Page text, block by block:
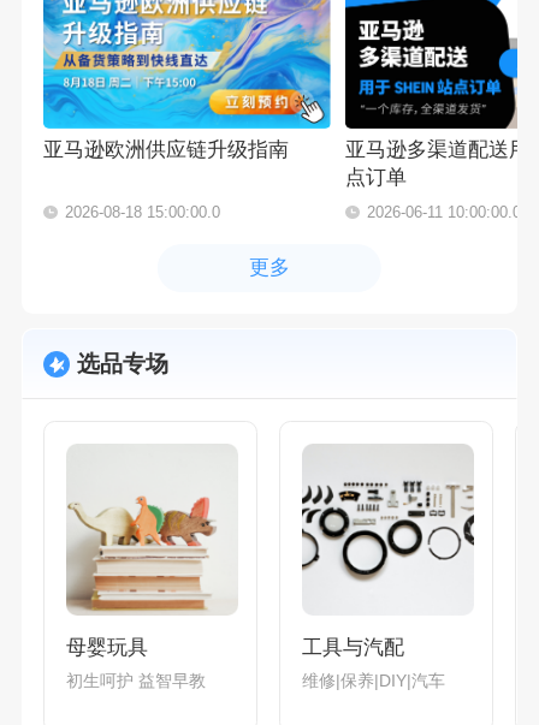
亚马逊欧洲供应链升级指南
2026-08-18 15:00:00.0
亚马逊多渠道配送用
点订单
2026-06-11 10:00:00.0
更多
选品专场
母婴玩具
初生呵护 益智早教
工具与汽配
维修|保养|DIY|汽车